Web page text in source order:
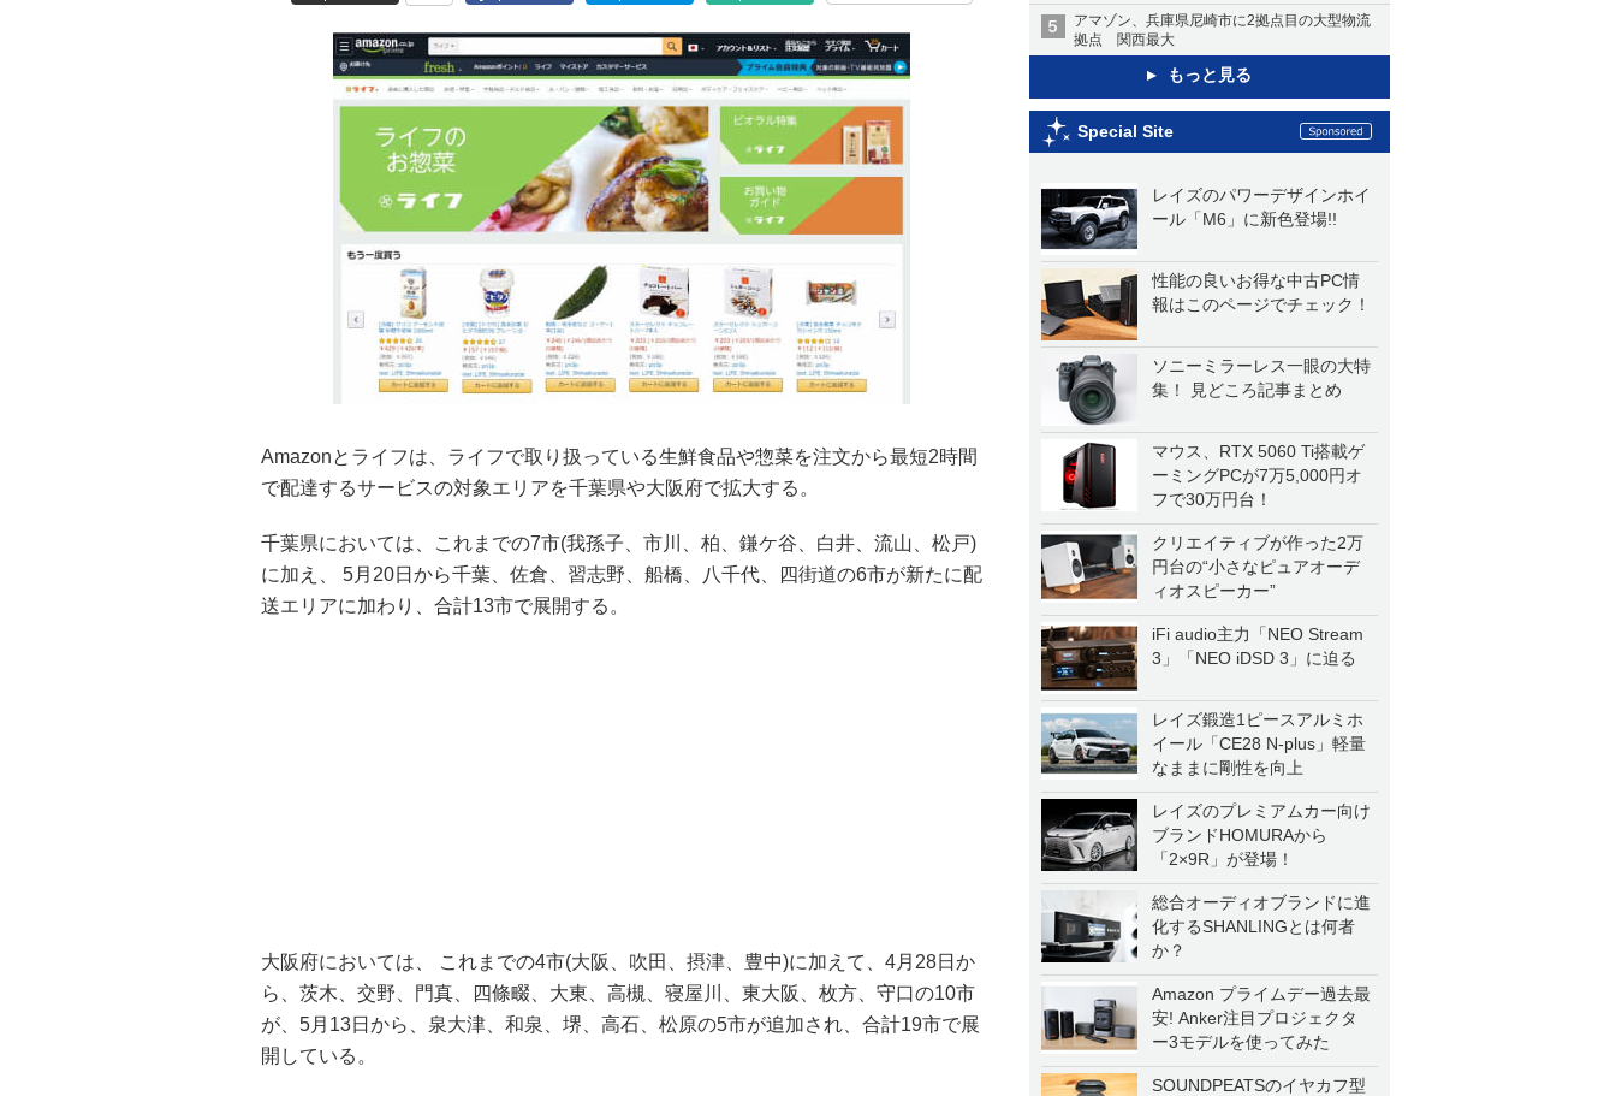
アマゾン、兵庫県尼崎市に2拠点目の大型物流
拠点 関西最大
もっと見る
Special Site
レイズのパワーデザインホイ
ール「M6」に新色登場!!
性能の良いお得な中古PC情
報はこのページでチェック！
ソニーミラーレス一眼の大特
集！ 見どころ記事まとめ
マウス、RTX 5060 Ti搭載ゲ
ーミングPCが7万5,000円オ
フで30万円台！
クリエイティブが作った2万
円台の“小さなピュアオーデ
ィオスピーカー”
iFi audio主力「NEO Stream
3」「NEO iDSD 3」に迫る
レイズ鍛造1ピースアルミホ
イール「CE28 N-plus」軽量
なままに剛性を向上
レイズのプレミアムカー向け
ブランドHOMURAから
「2×9R」が登場！
総合オーディオブランドに進
化するSHANLINGとは何者
か？
Amazon プライムデー過去最
安! Anker注目プロジェクタ
ー3モデルを使ってみた
SOUNDPEATSのイヤカフ型
Amazonとライフは、ライフで取り扱っている生鮮食品や惣菜を注文から最短2時間
で配達するサービスの対象エリアを千葉県や大阪府で拡大する。
千葉県においては、これまでの7市(我孫子、市川、柏、鎌ケ谷、白井、流山、松戸)
に加え、 5月20日から千葉、佐倉、習志野、船橋、八千代、四街道の6市が新たに配
送エリアに加わり、合計13市で展開する。
大阪府においては、 これまでの4市(大阪、吹田、摂津、豊中)に加えて、4月28日か
ら、茨木、交野、門真、四條畷、大東、高槻、寝屋川、東大阪、枚方、守口の10市
が、5月13日から、泉大津、和泉、堺、高石、松原の5市が追加され、合計19市で展
開している。